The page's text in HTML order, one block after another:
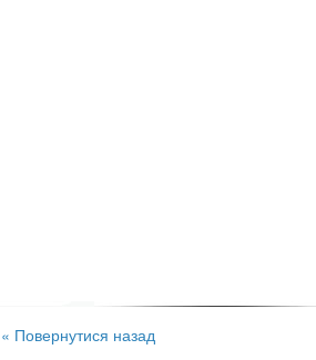
« Повернутися назад